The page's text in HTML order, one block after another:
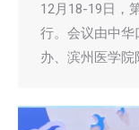
12月18-19日，
行。会议由中华
办、滨州医学院